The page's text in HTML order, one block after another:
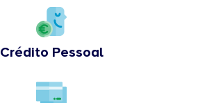
Crédito Pessoal